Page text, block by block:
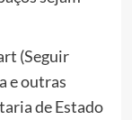
(Seguir
e outras
de Estado